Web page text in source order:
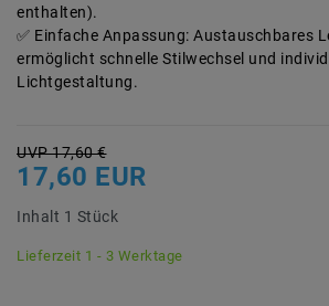
enthalten).
Einfache Anpassung: Austauschbares
ermöglicht schnelle Stilwechsel und
Lichtgestaltung.
UVP 17,60 €
17,60 EUR
Inhalt 1 Stück
Lieferzeit 1 - 3 Werktage